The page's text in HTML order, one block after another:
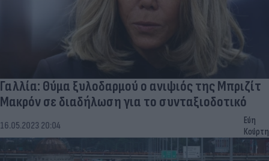
Γαλλία: Θύμα ξυλοδαρμού ο ανιψιός της Μπριζίτ
Μακρόν σε διαδήλωση για το συνταξιοδοτικό
16.05.2023 20:04
Εύη
Κούρτη